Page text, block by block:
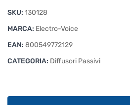
SKU: 130128
MARCA: Electro-Voice
EAN: 800549772129
CATEGORIA: Diffusori Passivi